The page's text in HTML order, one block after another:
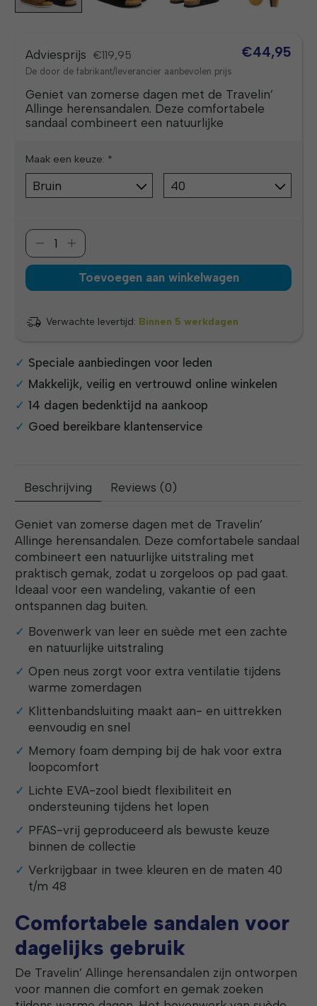
Adviesprijs €119,95
De door de fabrikant/leverancier aanbevolen prijs
€44,95
Geniet van zomerse dagen met de Travelin’
Allinge herensandalen. Deze comfortabele
sandaal combineert een natuurlijke
Maak een keuze: *
Toevoegen aan winkelwagen
Verwachte levertijd: Binnen 5 werkdagen
Speciale aanbiedingen voor leden
Makkelijk, veilig en vertrouwd online winkelen
14 dagen bedenktijd na aankoop
Goed bereikbare klantenservice
Beschrijving Reviews (0)
Geniet van zomerse dagen met de Travelin’
Allinge herensandalen. Deze comfortabele sandaal
combineert een natuurlijke uitstraling met
praktisch gemak, zodat u zorgeloos op pad gaat.
Ideaal voor een wandeling, vakantie of een
ontspannen dag buiten.
Bovenwerk van leer en suède met een zachte
en natuurlijke uitstraling
Open neus zorgt voor extra ventilatie tijdens
warme zomerdagen
Klittenbandsluiting maakt aan- en uittrekken
eenvoudig en snel
Memory foam demping bij de hak voor extra
loopcomfort
Lichte EVA-zool biedt flexibiliteit en
ondersteuning tijdens het lopen
PFAS-vrij geproduceerd als bewuste keuze
binnen de collectie
Verkrijgbaar in twee kleuren en de maten 40
t/m 48
Comfortabele sandalen voor
dagelijks gebruik
De Travelin’ Allinge herensandalen zijn ontworpen
voor mannen die comfort en gemak zoeken